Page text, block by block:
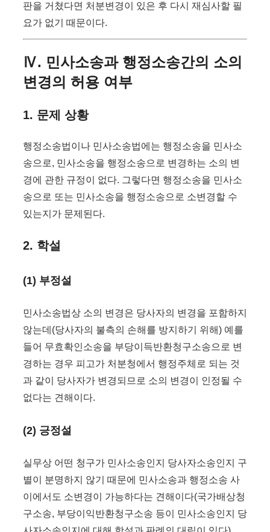
판을 거쳤다면 처분변경이 있은 후 다시 재심사할 필
요가 없기 때문이다.
Ⅳ. 민사소송과 행정소송간의 소의
변경의 허용 여부
1. 문제 상황
행정소송법이나 민사소송법에는 행정소송을 민사소
송으로, 민사소송을 행정소송으로 변경하는 소의 변
경에 관한 규정이 없다. 그렇다면 행정소송을 민사소
송으로 또는 민사소송을 행정소송으로 소변경할 수
있는지가 문제된다.
2. 학설
(1) 부정설
민사소송법상 소의 변경은 당사자의 변경을 포함하지
않는데(당사자의 불측의 손해를 방지하기 위해) 예를
들어 무효확인소송을 부당이득반환청구소송으로 변
경하는 경우 피고가 처분청에서 행정주체로 되는 것
과 같이 당사자가 변경되므로 소의 변경이 인정될 수
없다는 견해이다.
(2) 긍정설
실무상 어떤 청구가 민사소송인지 당사자소송인지 구
별이 분명하지 않기 때문에 민사소송과 행정소송 사
이에서도 소변경이 가능하다는 견해이다(국가배상청
구소송, 부당이익반환청구소송 등이 민사소송인지 당